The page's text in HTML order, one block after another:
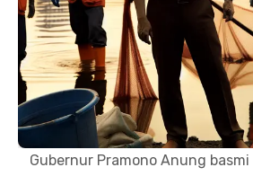
Gubernur Pramono Anung